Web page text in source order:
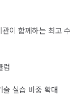
이 함께하는 최고 수
럼
실습 비중 확대